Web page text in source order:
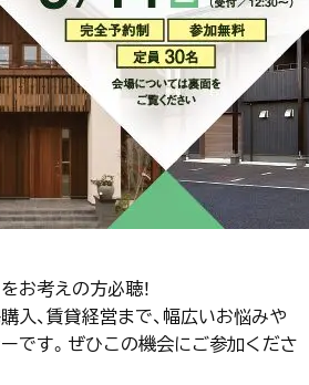
お考えの方必聴！
入、賃貸経営まで、幅広いお悩みや
です。ぜひこの機会にご参加くださ